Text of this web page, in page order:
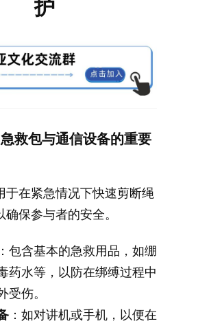
护
救包与通信设备的重要
于在紧急情况下快速剪断绳
保参与者的安全。
包含基本的急救用品，如绷
药水等，以防在绑缚过程中
受伤。
：如对讲机或手机，以便在